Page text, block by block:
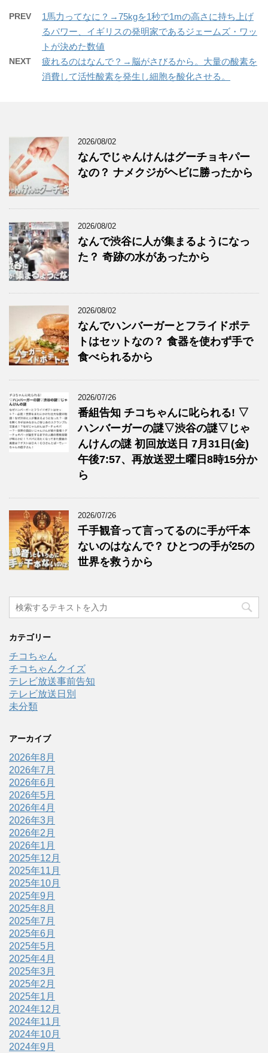
PREV
1馬力ってなに？→75kgを1秒で1mの高さに持ち上げ
るパワー、イギリスの発明家であるジェームズ・ワッ
トが決めた数値
NEXT
疲れるのはなんで？→脳がさびるから。大量の酸素を
消費して活性酸素を発生し細胞を酸化させる。
2026/08/02
なんでじゃんけんはグーチョキパー
なの？ ナメクジがヘビに勝ったから
2026/08/02
なんで渋谷に人が集まるようになっ
た？ 奇跡の水があったから
2026/08/02
なんでハンバーガーとフライドポテ
トはセットなの？ 食器を使わず手で
食べられるから
2026/07/26
番組告知 チコちゃんに叱られる! ▽
ハンバーガーの謎▽渋谷の謎▽じゃ
んけんの謎 初回放送日 7月31日(金)
午後7:57、再放送翌土曜日8時15分か
ら
2026/07/26
千手観音って言ってるのに手が千本
ないのはなんで？ ひとつの手が25の
世界を救うから
カテゴリー
チコちゃん
チコちゃんクイズ
テレビ放送事前告知
テレビ放送日別
未分類
アーカイブ
2026年8月
2026年7月
2026年6月
2026年5月
2026年4月
2026年3月
2026年2月
2026年1月
2025年12月
2025年11月
2025年10月
2025年9月
2025年8月
2025年7月
2025年6月
2025年5月
2025年4月
2025年3月
2025年2月
2025年1月
2024年12月
2024年11月
2024年10月
2024年9月